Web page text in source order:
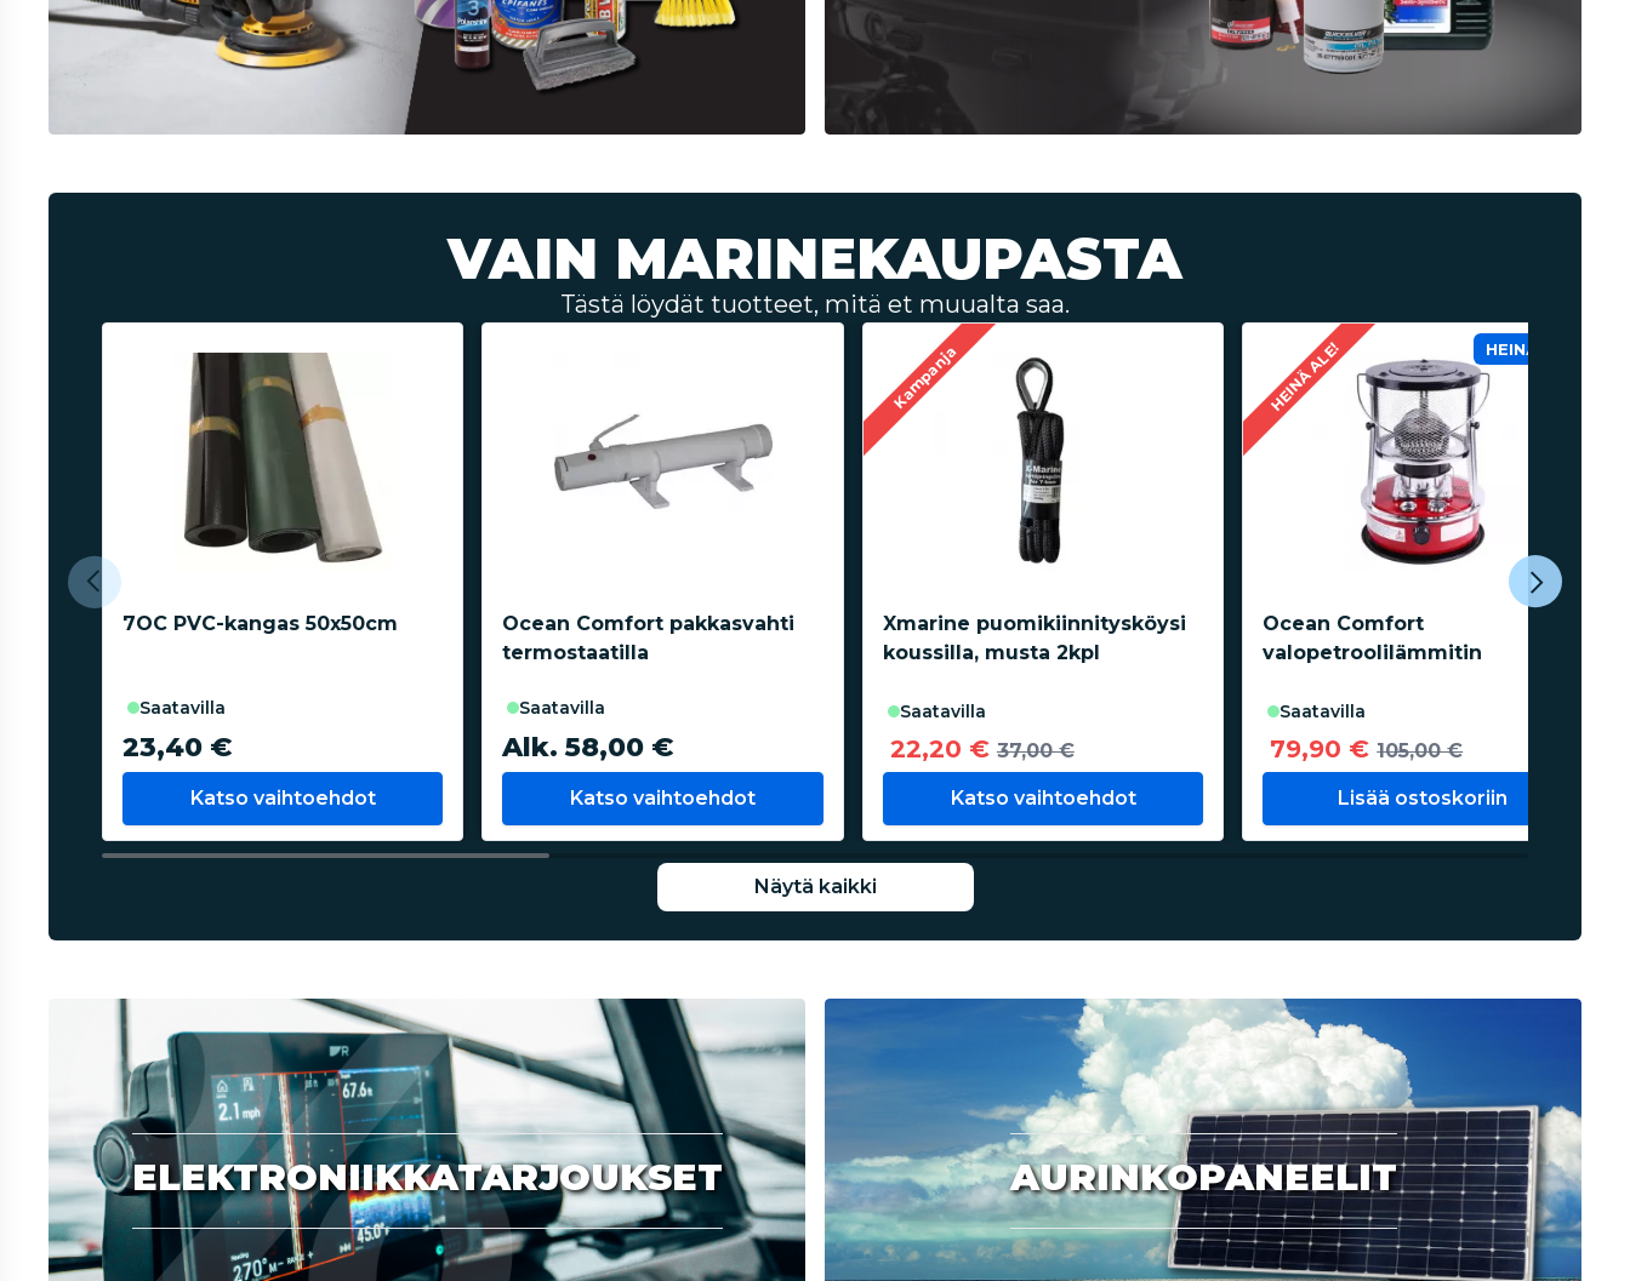
VAIN MARINEKAUPASTA
Tästä löydät tuotteet, mitä et muualta saa.
7OC PVC-kangas 50x50cm
saatavilla
23,40 €
Katso vaihtoehdot
Ocean Comfort pakkasvahti
termostaatilla
saatavilla
Alk. 58,00 €
Katso vaihtoehdot
Kampanja
Xmarine puomikiinnitysköysi
koussilla, musta 2kpl
saatavilla
22,20 € 37,00 €
Katso vaihtoehdot
HEINÄ ALE! HEINÄ ALE!
Ocean Comfort
valopetroolilämmitin
saatavilla
79,90 € 105,00 €
Lisää ostoskoriin
Näytä kaikki
ELEKTRONIIKKATARJOUKSET AURINKOPANEELIT